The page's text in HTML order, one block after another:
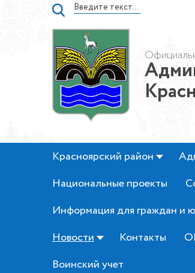
Красноярский район
Национальные проекты
Информация для граждан и
Новости
Контакты
Воинский учет